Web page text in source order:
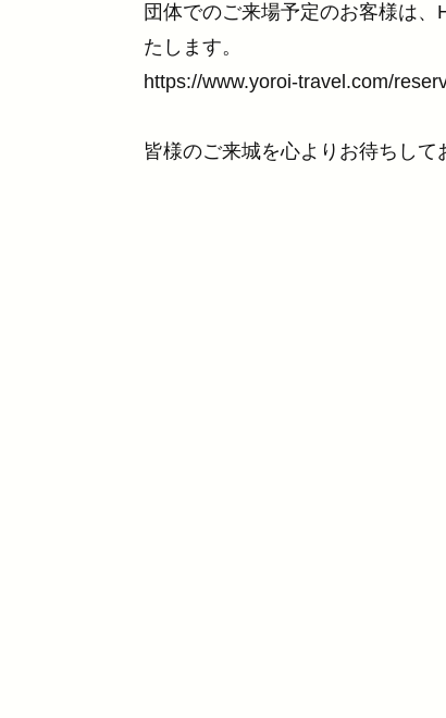
団体でのご来場予定のお客様は
たします。
https://www.yoroi-travel.com/
皆様のご来城を心よりお待ちして